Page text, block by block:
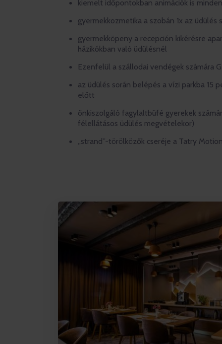
kiemelt időpontokban animációk is
gyermekkozmetika a szobán 1x az üdülés
gyermekköpeny a recepción kikérésre
házikókban való üdülésnél
Ezenfelül a szállodai vendégek számára
az üdülés során belépés a vízi parkba 15
előtt
önkiszolgáló fagylaltbüfé gyerekek
félellátásos üdülés megvételekor)
„strand”-törölközők cseréje a Tatry